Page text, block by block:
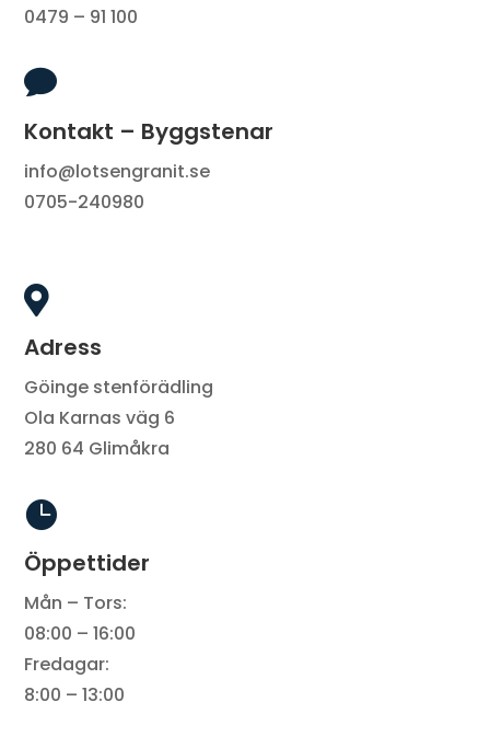
0479 – 91 100

Kontakt – Byggstenar
info@lotsengranit.se
0705-240980

Adress
Göinge stenförädling
Ola Karnas väg 6
280 64 Glimåkra

Öppettider
Mån – Tors:
08:00 – 16:00
Fredagar:
8:00 – 13:00